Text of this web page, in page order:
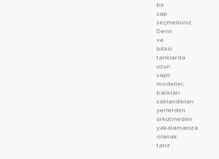
bir
sap
seçmelisiniz.
Derin
ve
bitkili
tanklarda
uzun
saplı
modeller,
balıkları
saklandıkları
yerlerden
ürkütmeden
yakalamanıza
olanak
tanır.